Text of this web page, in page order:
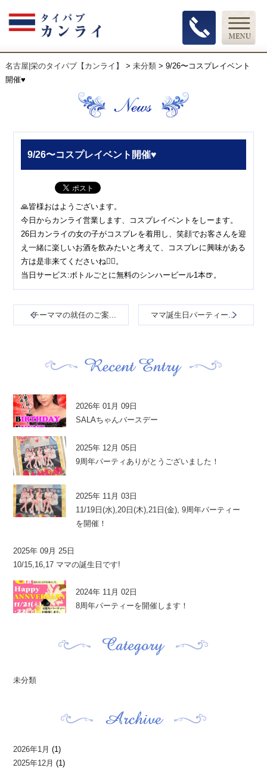
名古屋|栄のタイパブ【カンライ】 > 未分類> 9/26〜コスプレイベント
開催♥
9/26〜コスプレイベント開催♥
🙏皆様おはようございます。
今日からカンライ営業します、コスプレイベントをしーます。
26日カンライの女の子がコスプレを着用し、笑顔でお客さんを迎
え一緒に楽しいお酒を飲みたいと考えて、コスプレに興味がある
方は是非来てくださいね🙇‍♀。
当日サービス:ボトルごとに無料のシンハービール1本🍺。
チーママの就任のご案... ママ誕生日パーティー...
2026年 01月 09日
SALAちゃんバースデー
2025年 12月 05日
9周年パーティありがとうございました！
2025年 11月 03日
11/19日(水),20日(木),21日(金), 9周年パーティー
を開催！
2025年 09月 25日
10/15,16,17 ママの誕生日です!
2024年 11月 02日
8周年パーティーを開催します！
未分類
2026年1月 (1)
2025年12月 (1)